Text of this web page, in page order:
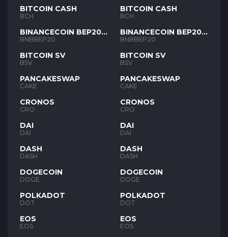
BITCOIN CASH
BCH
BINANCECOIN BEP20
BNB
BNBBEP20
BITCOIN SV
BSV
PANCAKESWAP
CAKE
CRONOS
CRO
DAI
DAI
DASH
DASH
DOGECOIN
DOGE
POLKADOT
DOT
EOS
EOS
BITCOIN CASH
BCH
BINANCECOIN BEP20
BNB
BNBBEP20
BITCOIN SV
BSV
PANCAKESWAP
CAKE
CRONOS
CRO
DAI
DAI
DASH
DASH
DOGECOIN
DOGE
POLKADOT
DOT
EOS
EOS